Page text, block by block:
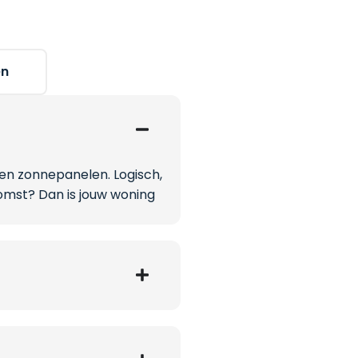
zonnepanelen. Logisch,
Dan is jouw woning